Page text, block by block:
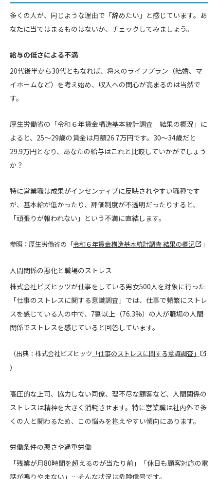
多くの人が、同じような理由で「辞めたい」と感じています。あ
なたに当てはまるものはないか、チェックしてみましょう。
給与の低さによる不満
20代後半から30代ともなれば、将来のライフプラン（結婚、マ
イホームなど）を考え始め、収入への関心が高まるのは当然で
す。
厚生労働省の「令和６年賃金構造基本統計調査 結果の概況」に
よると、25〜29歳の賃金は月額26.7万円です。30～34歳だと
29.9万円となり、あなたの給与はこれと比較していかがでしょう
か？
特に営業職は成果がインセンティブに反映されやすい職種です
が、基本給が低かったり、評価制度が不透明だったりすると、
「頑張りが報われない」という不満に直結します。
参照：厚生労働省の「令和６年賃金構造基本統計調査 結果の概況 」
人間関係の悪化と職場のストレス
株式会社ビズヒッツが仕事をしている男女500人を対象に行った
「仕事のストレスに関する意識調査」では、仕事で頻繁にストレ
スを感じている人の中で、7割以上（76.3%）の人が職場の人間
関係でストレスを感じていると回答しています。
（出典：株式会社ビズヒッツ 「仕事のストレスに関する意識調査」
）
高圧的な上司、協力しない同僚、理不尽な顧客など、人間関係の
ストレスは精神を大きく消耗させます。特に営業職は社内外で多
くの人と関わるため、この悩みを抱えやすい傾向にあります。
労働条件の悪さや過重労働
「残業が月80時間を超えるのが当たり前」「休日も顧客対応の電
話が鳴りやまない」…そんな状況は危険信号です。